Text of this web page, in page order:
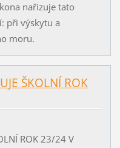
nařizuje tato
při výskytu a
moru.
ŠKOLNÍ ROK
ROK 23/24 V